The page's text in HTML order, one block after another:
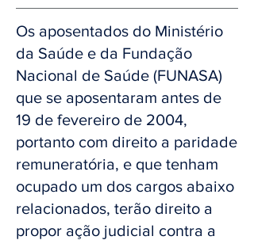
Os aposentados do Ministério
da Saúde e da Fundação
Nacional de Saúde (FUNASA)
que se aposentaram antes de
19 de fevereiro de 2004,
portanto com direito a paridade
remuneratória, e que tenham
ocupado um dos cargos abaixo
relacionados, terão direito a
propor ação judicial contra a